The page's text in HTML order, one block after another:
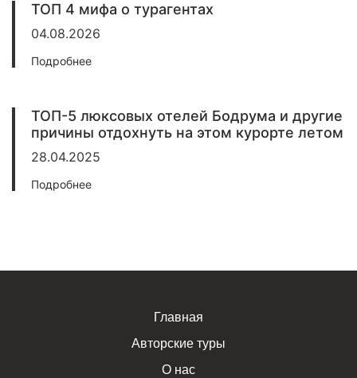
ТОП 4 мифа о турагентах
04.08.2026
Подробнее
ТОП-5 люксовых отелей Бодрума и другие
причины отдохнуть на этом курорте летом
28.04.2025
Подробнее
Главная
Авторские туры
О нас